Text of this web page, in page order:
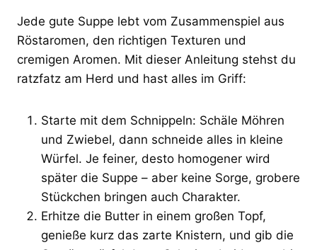
Jede gute Suppe lebt vom Zusammenspiel aus
Röstaromen, den richtigen Texturen und
cremigen Aromen. Mit dieser Anleitung stehst du
ratzfatz am Herd und hast alles im Griff:
Starte mit dem Schnippeln: Schäle Möhren
und Zwiebel, dann schneide alles in kleine
Würfel. Je feiner, desto homogener wird
später die Suppe – aber keine Sorge, grobere
Stückchen bringen auch Charakter.
Erhitze die Butter in einem großen Topf,
genieße kurz das zarte Knistern, und gib die